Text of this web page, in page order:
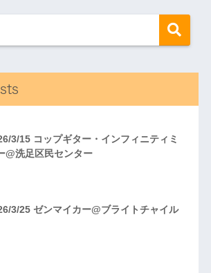
3/15 コップギター・インフィニティミ
@洗足区民センター
3/25 ゼンマイカー@ブライトチャイル